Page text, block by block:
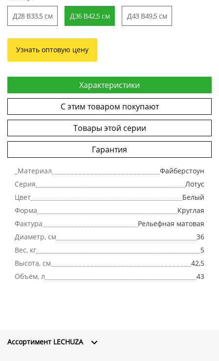
Д28 В33,5 см Д36 В42,5 см Д43 В49,5 см
Узнать оптовую цену
Характеристики
С этим товаром покупают
Товары этой серии
Гарантия
_Материал
Файберстоун
Серия
Лотус
Цвет
Белый
Форма
Круглая
Фактура
Рельефная матовая
Диаметр, см
36
Вес, кг
5
Высота, см
42,5
Объём, л
43
Ассортимент LECHUZA